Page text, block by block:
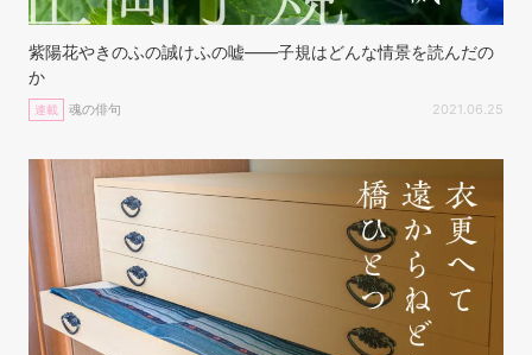
紫陽花やきのふの誠けふの嘘——子規はどんな情景を読んだの
か
連載 魂の俳句 2021.06.25